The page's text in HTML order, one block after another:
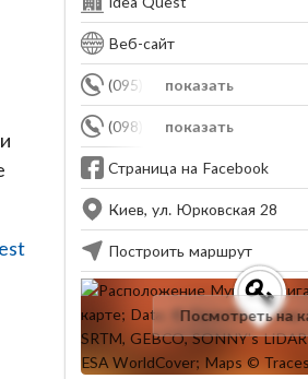
Веб-сайт
показать
(095) 101-28-28
показать
(098) 101-28-28
Страница на Facebook
Киев, ул. Юрковская 28
Построить маршрут
Посмотреть на